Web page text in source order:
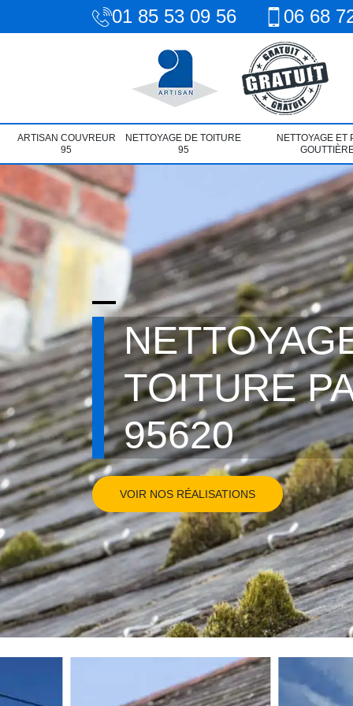
01 85 53 09 56 06 68
ARTISAN COUVREUR
95
NETTOYAGE DE TOITURE
95
NETTOYAGE ET
TOITURE
95620
VOIR NOS RÉALISATIONS